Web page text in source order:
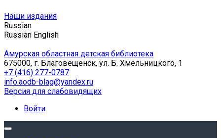
Наши издания
Russian
Russian English
Амурская областная детская библиотека
675000, г. Благовещенск, ул. Б. Хмельницкого, 1
+7 (416) 277-0787
info.aodb-blag@yandex.ru
Версия для слабовидящих
Войти